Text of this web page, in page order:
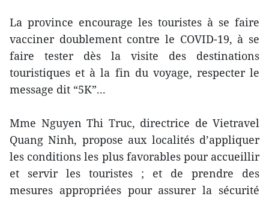
La province encourage les touristes à se faire
vacciner doublement contre le COVID-19, à se
faire tester dès la visite des destinations
touristiques et à la fin du voyage, respecter le
message dit “5K”...
Mme Nguyen Thi Truc, directrice de Vietravel
Quang Ninh, propose aux localités d’appliquer
les conditions les plus favorables pour accueillir
et servir les touristes ; et de prendre des
mesures appropriées pour assurer la sécurité